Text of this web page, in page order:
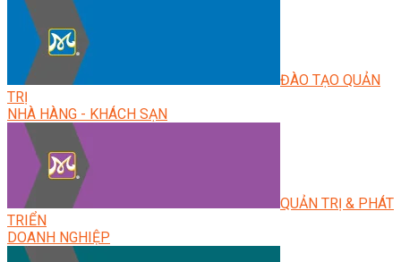
ĐÀO TẠO QUẢN
TRỊ
NHÀ HÀNG - KHÁCH SẠN
QUẢN TRỊ & PHÁT
TRIỂN
DOANH NGHIỆP